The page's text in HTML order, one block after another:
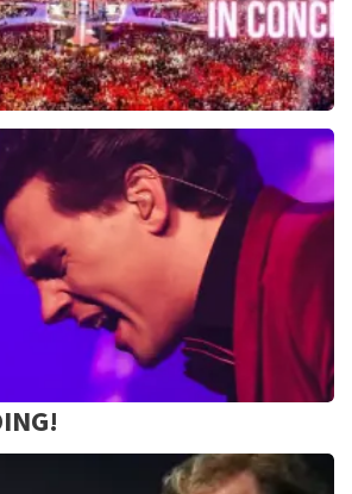
2393+reviews
Elvis Matters Band